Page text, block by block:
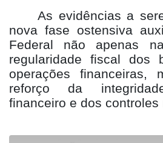
As evidências a
nova fase ostensiva
Federal não apenas
regularidade fiscal dos
operações financeiras,
reforço da
financeiro e dos controles